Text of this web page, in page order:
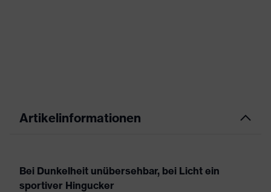
Artikelinformationen
Bei Dunkelheit unübersehbar, bei Licht ein
sportiver Hingucker